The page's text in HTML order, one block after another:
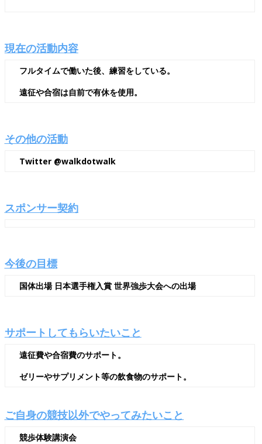
現在の活動内容
フルタイムで働いた後、練習をしている。
遠征や合宿は自前で有休を使用。
その他の活動
Twitter @walkdotwalk
スポンサー契約
今後の目標
国体出場 日本選手権入賞 世界強歩大会への出場
サポートしてもらいたいこと
遠征費や合宿費のサポート。
ゼリーやサプリメント等の飲食物のサポート。
ご自身の競技以外でやってみたいこと
競歩体験講演会